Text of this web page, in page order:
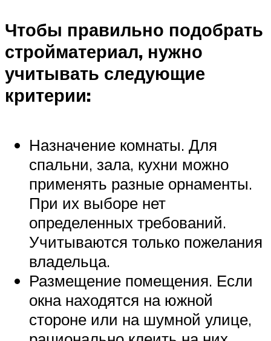
Чтобы правильно подобрать
стройматериал, нужно
учитывать следующие
критерии:
Назначение комнаты. Для
спальни, зала, кухни можно
применять разные орнаменты.
При их выборе нет
определенных требований.
Учитываются только пожелания
владельца.
Размещение помещения. Если
окна находятся на южной
стороне или на шумной улице,